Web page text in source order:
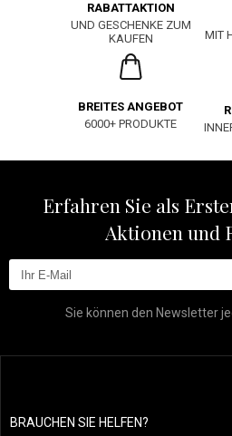
RABATTAKTION
UND GESCHENKE ZUM
KAUFEN
MIT
BREITES ANGEBOT
6000+ PRODUKTE
Erfahren Sie als
Aktionen und
Sie können den Newsletter
BRAUCHEN SIE HELFEN?
info@mapeja.de